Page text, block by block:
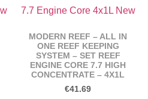
MODERN REEF – ALL IN
ONE REEF KEEPING
SYSTEM – SET REEF
ENGINE CORE 7.7 HIGH
CONCENTRATE – 4X1L
€41.69